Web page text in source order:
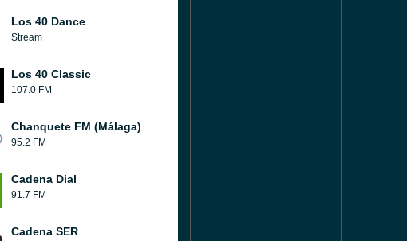
Los 40 Dance
Stream
Los 40 Classic
107.0 FM
Chanquete FM (Málaga)
95.2 FM
Cadena Dial
91.7 FM
Cadena SER